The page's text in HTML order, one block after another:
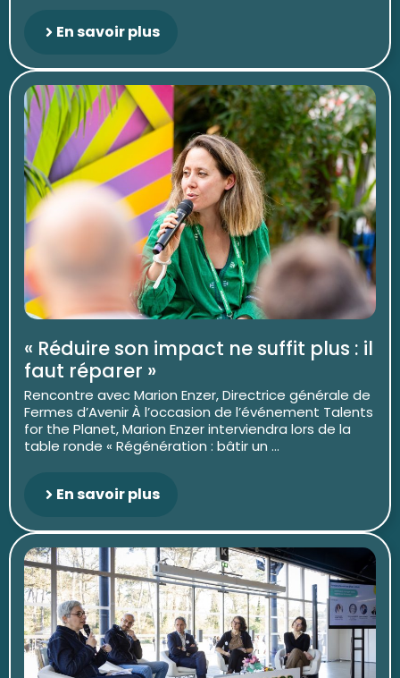
En savoir plus
« Réduire son impact ne suffit plus : il
faut réparer »
Rencontre avec Marion Enzer, Directrice générale de
Fermes d’Avenir À l’occasion de l’événement Talents
for the Planet, Marion Enzer interviendra lors de la
table ronde « Régénération : bâtir un ...
En savoir plus